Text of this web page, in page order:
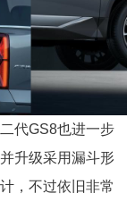
代GS8也进一步
升级采用漏斗形
，不过依旧非常